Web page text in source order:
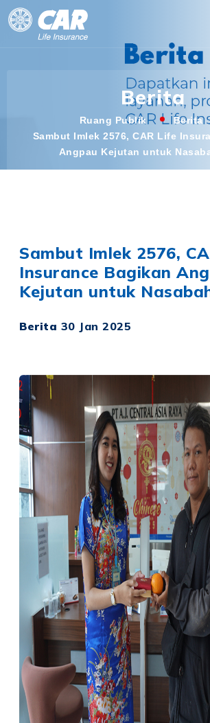
Berita
Ruang Publik
Berita
Sambut Imlek 2576, CAR Life
Angpau Kejutan untuk
Sambut Imlek 2576,
Insurance Bagikan
Kejutan untuk
Berita 30 Jan 2025